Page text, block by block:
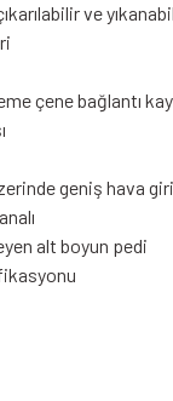
ve
çene bağlantı
geniş hava
alt boyun pedi